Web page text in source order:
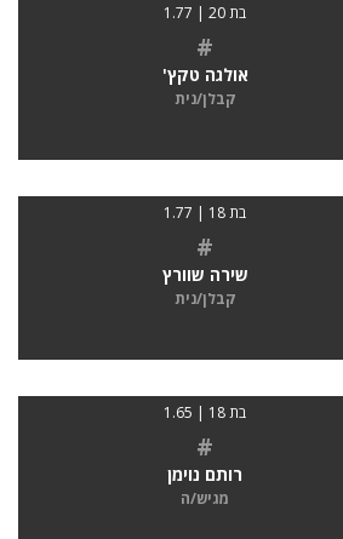
בת 20 | 1.77
#
אולגה טקץ'
קבלן/נית
בת 18 | 1.77
#
שירה שוורץ
קבלן/נית
בת 18 | 1.65
#
רותם נוימן
מגיש/ה